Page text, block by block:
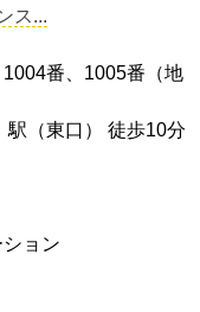
ス...
番、1005番（地
（東口） 徒歩10分
ョン